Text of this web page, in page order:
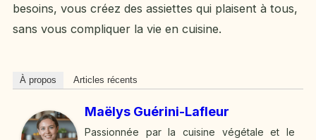
besoins, vous créez des assiettes qui plaisent à tous,
sans vous compliquer la vie en cuisine.
À propos Articles récents
Maëlys Guérini-Lafleur
Passionnée par la cuisine végétale et le